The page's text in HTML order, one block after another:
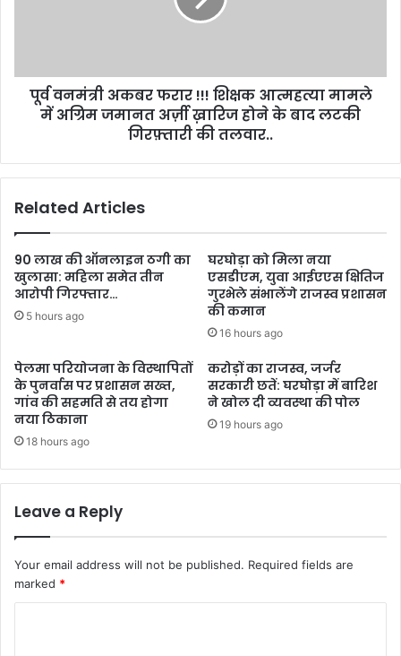
पूर्व वनमंत्री अकबर फरार !!! शिक्षक आत्महत्या मामले
में अग्रिम जमानत अर्ज़ी ख़ारिज होने के बाद लटकी
गिरफ़्तारी की तलवार..
Related Articles
90 लाख की ऑनलाइन ठगी का
खुलासा: महिला समेत तीन
आरोपी गिरफ्तार…
5 hours ago
घरघोड़ा को मिला नया
एसडीएम, युवा आईएएस क्षितिज
गुरभेले संभालेंगे राजस्व प्रशासन
की कमान
16 hours ago
पेलमा परियोजना के विस्थापितों
के पुनर्वास पर प्रशासन सख्त,
गांव की सहमति से तय होगा
नया ठिकाना
18 hours ago
करोड़ों का राजस्व, जर्जर
सरकारी छतें: घरघोड़ा में बारिश
ने खोल दी व्यवस्था की पोल
19 hours ago
Leave a Reply
Your email address will not be published. Required fields are
marked *